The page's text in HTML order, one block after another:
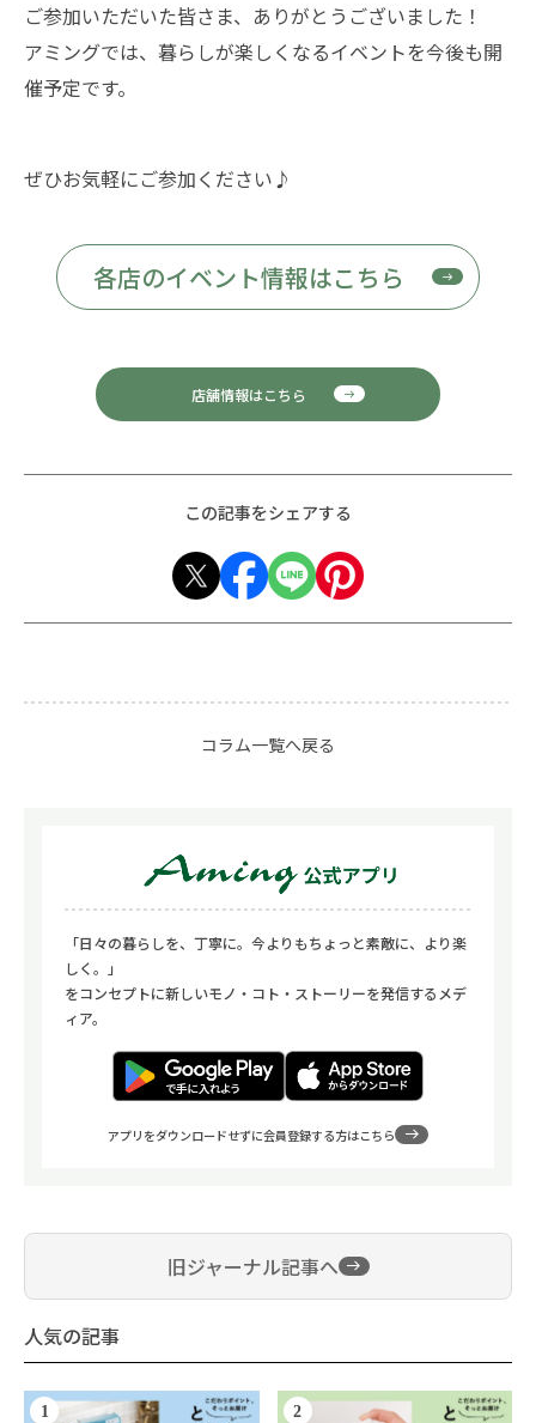
ご参加いただいた皆さま、ありがとうございました！
アミングでは、暮らしが楽しくなるイベントを今後も開
催予定です。
ぜひお気軽にご参加ください♪
各店のイベント情報はこちら
店舗情報はこちら
この記事をシェアする
コラム一覧へ戻る
「日々の暮らしを、丁寧に。今よりもちょっと素敵に、より楽
しく。」
をコンセプトに新しいモノ・コト・ストーリーを発信するメデ
ィア。
アプリをダウンロードせずに会員登録する方はこちら
旧ジャーナル記事へ
人気の記事
1 2